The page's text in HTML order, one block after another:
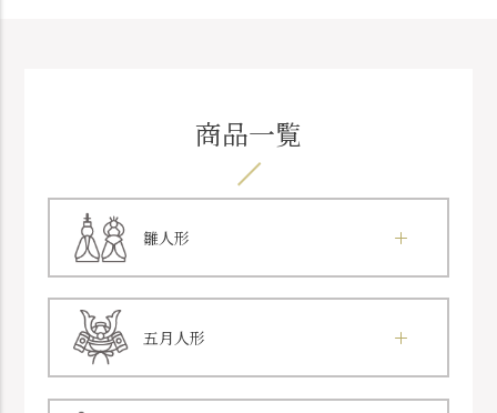
商品一覧
雛人形
五月人形